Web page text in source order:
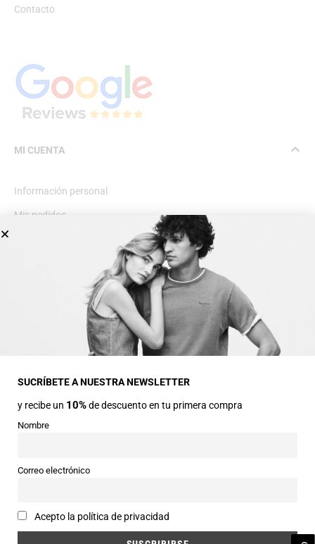
Contacto
MI CUENTA
Información personal
Mis pedidos
INFORMACIÓN GENERAL
22330 Ainsa (Huesca)
Teléfonos
974 50 00 43
Horarios
Email
SUCRÍBETE A NUESTRA NEWSLETTER
y recibe un 10%de descuento en tu primera compra
Nombre
Correo electrónico
Acepto la política de privacidad